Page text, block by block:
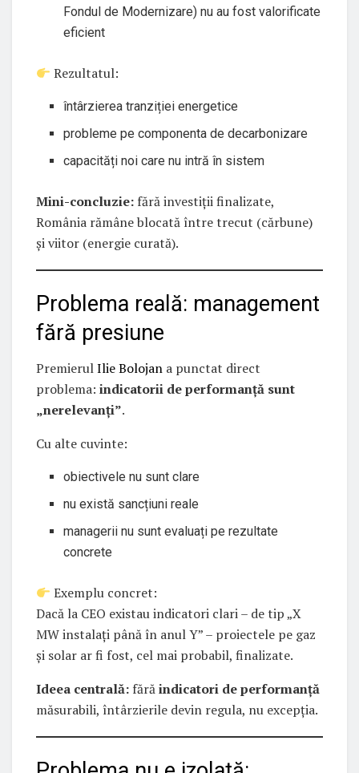
Fondul de Modernizare) nu au fost valorificate
eficient
Rezultatul:
întârzierea tranziției energetice
probleme pe componenta de decarbonizare
capacități noi care nu intră în sistem
Mini-concluzie: fără investiții finalizate,
România rămâne blocată între trecut (cărbune)
și viitor (energie curată).
Problema reală: management
fără presiune
PremierulIlie Bolojan a punctat direct
problema: indicatorii de performanță sunt
„nerelevanți”.
Cu alte cuvinte:
obiectivele nu sunt clare
nu există sancțiuni reale
managerii nu sunt evaluați pe rezultate
concrete
Exemplu concret:
Dacă la CEO existau indicatori clari – de tip „X
MW instalați până în anul Y” – proiectele pe gaz
și solar ar fi fost, cel mai probabil, finalizate.
Ideea centrală: fărăindicatori de performanță
măsurabili, întârzierile devin regula, nu excepția.